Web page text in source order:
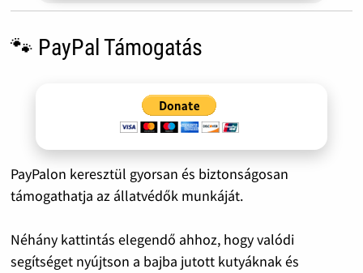
🐾 PayPal Támogatás
PayPalon keresztül gyorsan és biztonságosan
támogathatja az állatvédők munkáját.
Néhány kattintás elegendő ahhoz, hogy valódi
segítséget nyújtson a bajba jutott kutyáknak és